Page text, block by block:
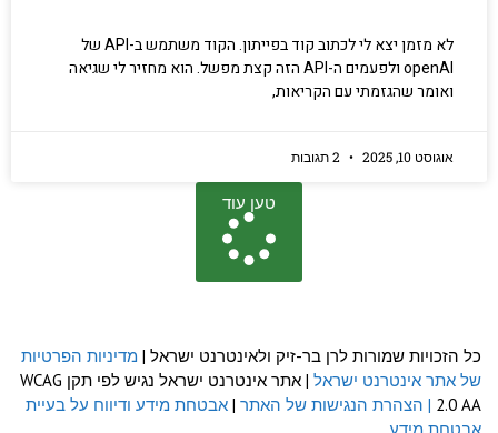
לא מזמן יצא לי לכתוב קוד בפייתון. הקוד משתמש ב-API של
openAI ולפעמים ה-API הזה קצת מפשל. הוא מחזיר לי שגיאה
ואומר שהגזמתי עם הקריאות,
אוגוסט 10, 2025
טען עוד
כל הזכויות שמורות לרן בר-זיק ולאינטרנט ישראל | מדיניות הפרטיות
של אתר אינטרנט ישראל
| אתר אינטרנט ישראל נגיש לפי תקן WCAG
2.0 AA | הצהרת הנגישות של האתר | אבטחת מידע ודיווח על בעיית